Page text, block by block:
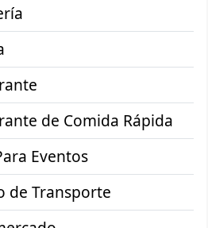
de Comida Rápida
Eventos
de Transporte